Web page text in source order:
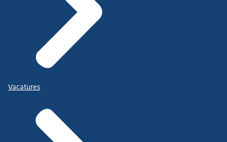
Vacatures